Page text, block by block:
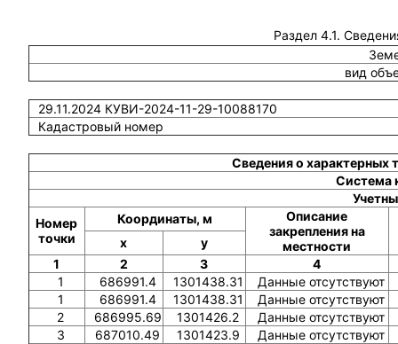
Раздел 4.1.
вид
29.11.2024 КУВИ-2024-11-29-10088170
Кадастровый номер
Сведения о характерных
Система
Номер
точки
Координаты, м
Описание
закрепления на
местности
x
y
1
2 3
4
1
686991.4 1301438.31
Данные отсутствуют
1
686991.4 1301438.31
Данные отсутствуют
2
686995.69 1301426.2
Данные отсутствуют
3
687010.49 1301423.9
Данные отсутствуют